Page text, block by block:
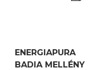
ENERGIAPURA
BADIA MELLÉNY